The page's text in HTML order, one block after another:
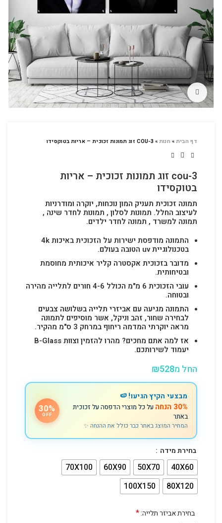
לחץ להגדלה
דף הבית» חנות» COU-3 זוג תמונות זכוכית – אריות בטוקסידו
cou-3 זוג תמונות זכוכית – אריות
בטוקסידו
תמונה זכוכית תעניק המון נוכחות, יוקרה ומודרניות
לעיצוב החלל. תמונות לסלון , תמונות לחדר שינה ,
תמונה למשרד , תמונה לחדר ילדים.
התמונה מודפסת ישירות על הזכוכית באיכות 4k
בטכנולוגיית uv הטובה בעולם.
מדובר בזכוכית אקסטרה קליר איכותית מחוסמת
ובטיחותית.
עובי הזכוכית 6 מ"מ הכולל 4-6 חורים לתלייה מהירה
ובטוחה.
התמונה מגיעה עם אביזרי תלייה בשלושה צבעים
לבחירה שחור, זהב וניקל, אשר מוסיפים לתמונה
מראה יוקרתי המדמה ריחוף במרחק 3 ס"מ מהקיר.
אז למה אתם מחכים? מהרו להזמין וצוות B-Glass
יעמוד לשירותכם.
החל מ ₪528
מבצעי הקיץ הגיעו! 🍉
30% הנחה
על כל מוצרי הדפסה על זכוכית
באתר
המחיר המוצג באתר כבר כולל את ההנחה ✨
30%
OFF
בחירת מידה
40X60
50X70
60X90
70X100
80X120
100X150
בחירת אביזר תלייה:*